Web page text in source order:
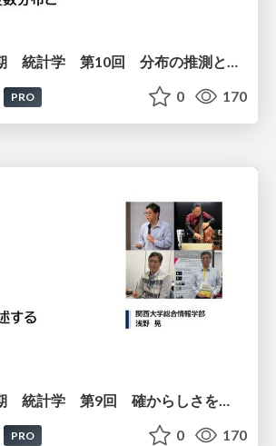
2026年度春学期 統計学 第10回 分布の推測とは － 標本調査，度数分布と確率分布 (2026. 6. 4)
PRO 0 170
PRO 0 170